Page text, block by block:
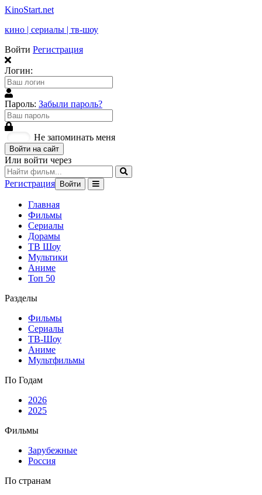
KinoStart.net
кино | сериалы | тв-шоу
Войти Регистрация
Логин:
Пароль: Забыли пароль?
Не запоминать меня
Войти на сайт
Или войти через
Регистрация Войти
Главная
Фильмы
Сериалы
Дорамы
ТВ Шоу
Мультики
Аниме
Топ 50
Разделы
Фильмы
Сериалы
ТВ-Шоу
Аниме
Мультфильмы
По Годам
2026
2025
Фильмы
Зарубежные
Россия
По странам